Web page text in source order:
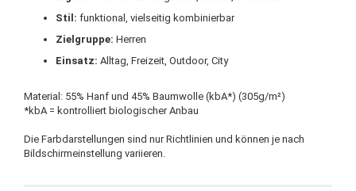
Stil: funktional, vielseitig kombinierbar
Zielgruppe: Herren
Einsatz: Alltag, Freizeit, Outdoor, City
Material: 55% Hanf und 45% Baumwolle (kbA*) (305g/m²)
*kbA = kontrolliert biologischer Anbau
Die Farbdarstellungen sind nur Richtlinien und können je nach
Bildschirmeinstellung variieren.